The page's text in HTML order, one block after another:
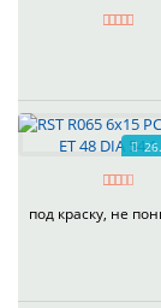
под краску, не